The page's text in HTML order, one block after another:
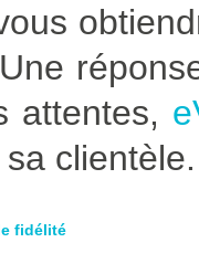
attentes,
clientèle.
fidélité